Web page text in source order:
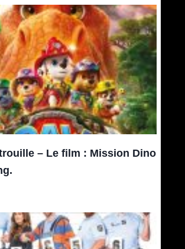
– Le film : Mission Dino